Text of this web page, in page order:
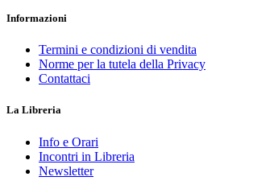
Informazioni
Termini e condizioni di vendita
Norme per la tutela della Privacy
Contattaci
La Libreria
Info e Orari
Incontri in Libreria
Newsletter